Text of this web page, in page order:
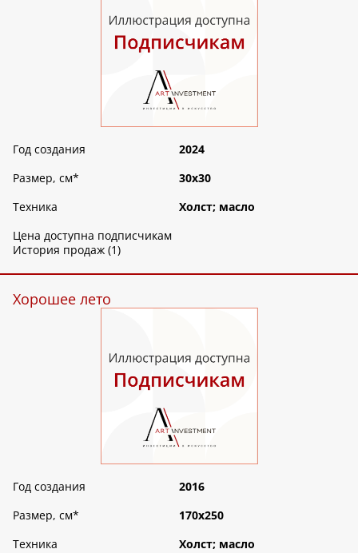
Год создания
2024
Размер, см*
30х30
Техника
Холст; масло
Цена доступна подписчикам
История продаж (1)
Хорошее лето
Год создания
2016
Размер, см*
170х250
Техника
Холст; масло